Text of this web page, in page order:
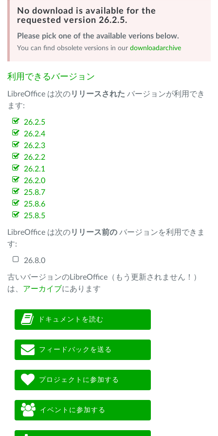
No download is available for the
requested version 26.2.5.
Please pick one of the available verions below.
You can find obsolete versions in our downloadarchive
利用できるバージョン
LibreOffice は次のリリースされた バージョンが利用でき
ます:
26.2.5
26.2.4
26.2.3
26.2.2
26.2.1
26.2.0
25.8.7
25.8.6
25.8.5
LibreOffice は次のリリース前の バージョンを利用できま
す:
26.8.0
古いバージョンのLibreOffice（もう更新されません！）
は、 アーカイブにあります
ドキュメントを読む
フィードバックを送る
プロジェクトに参加する
イベントに参加する